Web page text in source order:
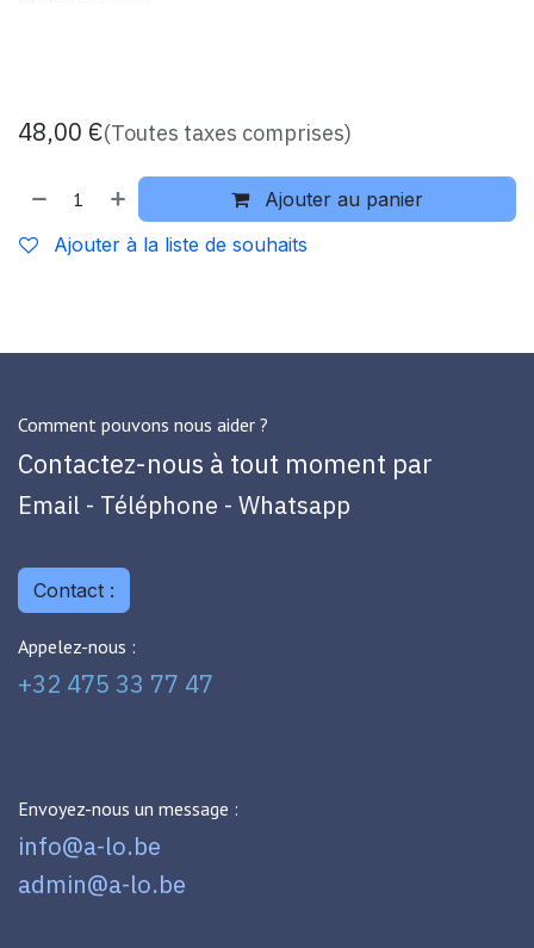
48,00 €(Toutes taxes comprises)
Ajouter au panier
Ajouter à la liste de souhaits
Comment pouvons nous aider ?
Contactez-nous à tout moment par
Email - Téléphone - Whatsapp
Contact :
Appelez-nous :
+32 475 33 77 47
Envoyez-nous un message :
info@a-lo.be
admin@a-lo.be